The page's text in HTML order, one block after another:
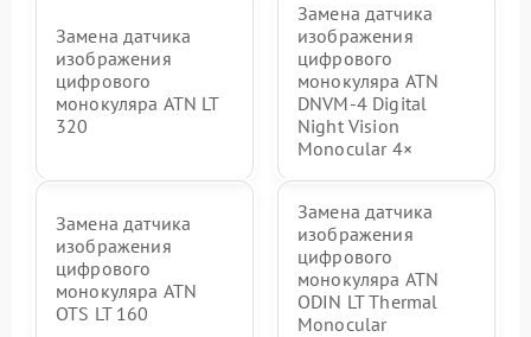
Замена датчика
изображения
цифрового
монокуляра ATN LT
320
Замена датчика
изображения
цифрового
монокуляра ATN
DNVM-4 Digital
Night Vision
Monocular 4×
Замена датчика
изображения
цифрового
монокуляра ATN
OTS LT 160
Замена датчика
изображения
цифрового
монокуляра ATN
ODIN LT Thermal
Monocular